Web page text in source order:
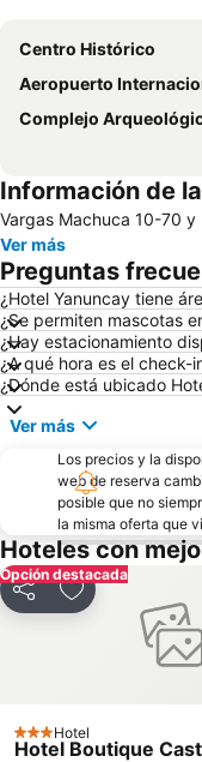
Centro Histórico
Aeropuerto Internacional
Complejo Arqueológico
Información de
Vargas Machuca 10-70 y
Ver más
Preguntas
¿Hotel Yanuncay tiene
¿Se permiten mascotas
¿Hay estacionamiento
¿A qué hora es el check-
¿Dónde está ubicado
Ver más
Los precios y la
web de reserva
posible que no
la misma oferta que
Hoteles con
Opción destacada
CompartirAgregar a
3 Estrellas
Hotel
Hotel Boutique